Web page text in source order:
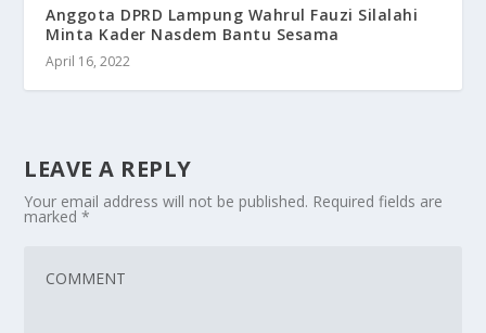
Anggota DPRD Lampung Wahrul Fauzi Silalahi
Minta Kader Nasdem Bantu Sesama
April 16, 2022
LEAVE A REPLY
Your email address will not be published. Required fields are
marked*